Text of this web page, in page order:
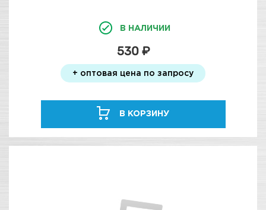
В НАЛИЧИИ
530 ₽
+ оптовая цена по запросу
В КОРЗИНУ